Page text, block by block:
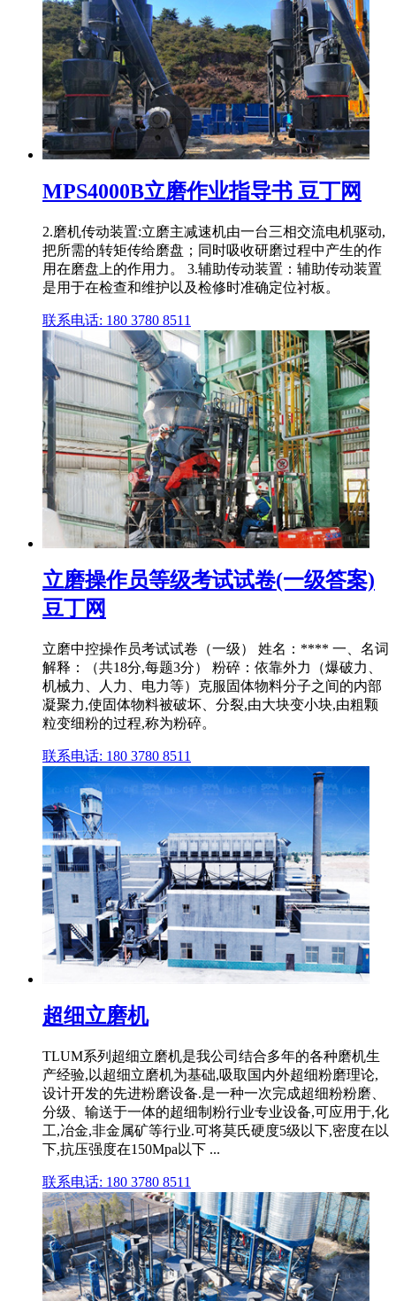
MPS4000B立磨作业指导书 豆丁网
2.磨机传动装置:立磨主减速机由一台三相交流电机驱动,
把所需的转矩传给磨盘；同时吸收研磨过程中产生的作
用在磨盘上的作用力。 3.辅助传动装置：辅助传动装置
是用于在检查和维护以及检修时准确定位衬板。
联系电话: 180 3780 8511
立磨操作员等级考试试卷(一级答案)
豆丁网
立磨中控操作员考试试卷（一级） 姓名：**** 一、名词
解释：（共18分,每题3分） 粉碎：依靠外力（爆破力、
机械力、人力、电力等）克服固体物料分子之间的内部
凝聚力,使固体物料被破坏、分裂,由大块变小块,由粗颗
粒变细粉的过程,称为粉碎。
联系电话: 180 3780 8511
超细立磨机
TLUM系列超细立磨机是我公司结合多年的各种磨机生
产经验,以超细立磨机为基础,吸取国内外超细粉磨理论,
设计开发的先进粉磨设备.是一种一次完成超细粉粉磨、
分级、输送于一体的超细制粉行业专业设备,可应用于,化
工,冶金,非金属矿等行业.可将莫氏硬度5级以下,密度在以
下,抗压强度在150Mpa以下 ...
联系电话: 180 3780 8511